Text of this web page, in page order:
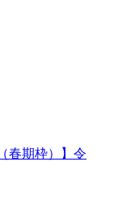
春期枠）】令